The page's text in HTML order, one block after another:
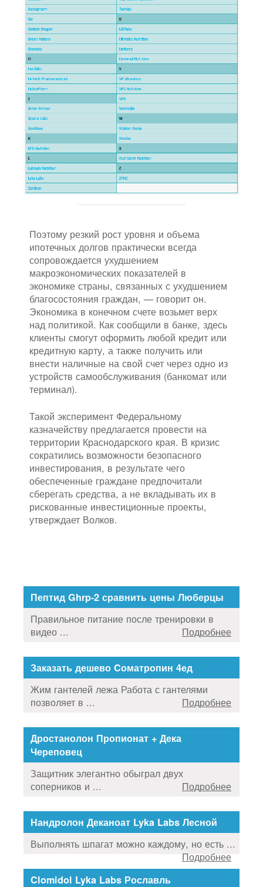
Поэтому резкий рост уровня и объема
ипотечных долгов практически всегда
сопровождается ухудшением
макроэкономических показателей в
экономике страны, связанных с ухудшением
благосостояния граждан, — говорит он.
Экономика в конечном счете возьмет верх
над политикой. Как сообщили в банке, здесь
клиенты смогут оформить любой кредит или
кредитную карту, а также получить или
внести наличные на свой счет через одно из
устройств самообслуживания (банкомат или
терминал).
Такой эксперимент Федеральному
казначейству предлагается провести на
территории Краснодарского края. В кризис
сократились возможности безопасного
инвестирования, в результате чего
обеспеченные граждане предпочитали
сберегать средства, а не вкладывать их в
рискованные инвестиционные проекты,
утверждает Волков.
Пептид Ghrp-2 сравнить цены Люберцы
Правильное питание после тренировки в
видео ...
Подробнее
Заказать дешево Cоматропин 4ед
Жим гантелей лежа Работа с гантелями
позволяет в ...
Подробнее
Дростанолон Пропионат + Дека
Череповец
Защитник элегантно обыграл двух
соперников и ...
Подробнее
Нандролон Деканоат Lyka Labs Лесной
Выполнять шпагат можно каждому, но есть ...
Подробнее
Clomidol Lyka Labs Рославль